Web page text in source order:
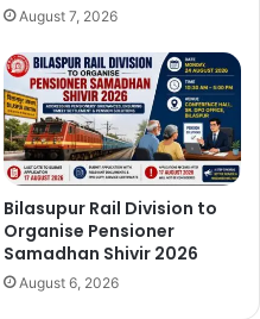
August 7, 2026
Bilasupur Rail Division to
Organise Pensioner
Samadhan Shivir 2026
August 6, 2026